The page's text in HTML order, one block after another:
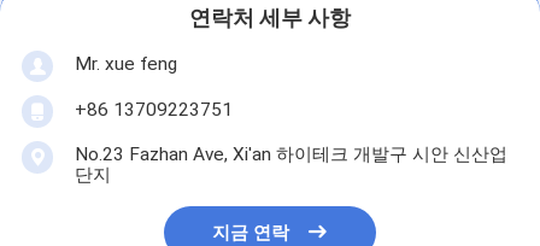
연락처 세부 사항
Mr. xue feng
+86 13709223751
No.23 Fazhan Ave, Xi'an 하이테크 개발구 시안 신산업
단지
지금 연락